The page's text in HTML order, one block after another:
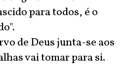
para todos, é o
de Deus junta-se aos
vai tomar para si.